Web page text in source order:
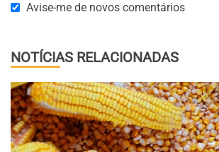
Avise-me de novos comentários
NOTÍCIAS RELACIONADAS